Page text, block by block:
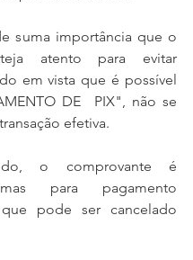
suma importância que o
atento para evitar
em vista que é possível
DE  PIX", não se
efetiva.
o comprovante é
para pagamento
pode ser cancelado